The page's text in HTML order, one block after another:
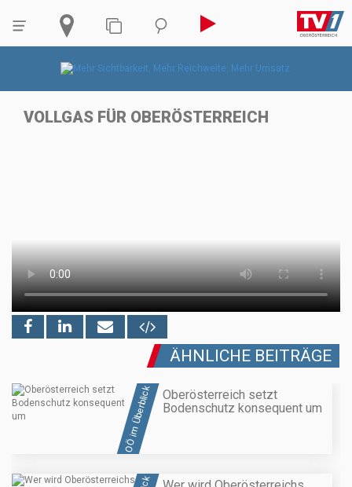
VOLLGAS FÜR OBERÖSTERREICH
ÄHNLICHE BEITRÄGE
OÖ im Überblick
Oberösterreich setzt
Bodenschutz konsequent um